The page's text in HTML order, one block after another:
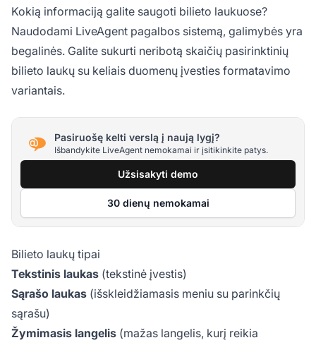
Kokią informaciją galite saugoti bilieto laukuose?
Naudodami LiveAgent pagalbos sistemą, galimybės yra
begalinės. Galite sukurti neribotą skaičių pasirinktinių
bilieto laukų su keliais duomenų įvesties formatavimo
variantais.
Pasiruošę kelti verslą į naują lygį?
Išbandykite LiveAgent nemokamai ir įsitikinkite patys.
Užsisakyti demo
30 dienų nemokamai
Bilieto laukų tipai
Tekstinis laukas (tekstinė įvestis)
Sąrašo laukas (išskleidžiamasis meniu su parinkčių
sąrašu)
Žymimasis langelis (mažas langelis, kurį reikia